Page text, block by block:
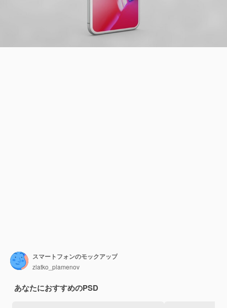
スマートフォンのモックアップ
zlatko_plamenov
あなたにおすすめのPSD